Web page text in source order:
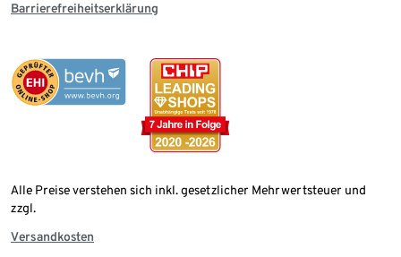
Barrierefreiheitserklärung
Alle Preise verstehen sich inkl. gesetzlicher Mehrwertsteuer und
zzgl.
Versandkosten